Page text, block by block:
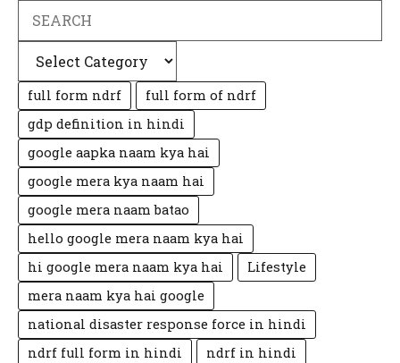
full form ndrf
full form of ndrf
gdp definition in hindi
google aapka naam kya hai
google mera kya naam hai
google mera naam batao
hello google mera naam kya hai
hi google mera naam kya hai
Lifestyle
mera naam kya hai google
national disaster response force in hindi
ndrf full form in hindi
ndrf in hindi